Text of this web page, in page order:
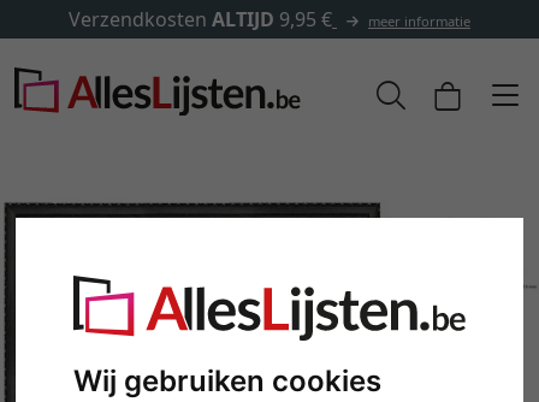
Wij gebruiken cookies
meer informatie ✓500.000 artikelen om uit te